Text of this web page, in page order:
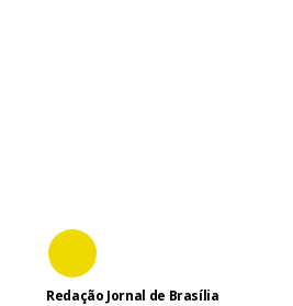
Redação Jornal de Brasília